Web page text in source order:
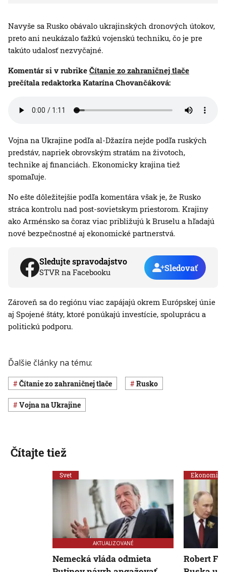
Navyše sa Rusko obávalo ukrajinských dronových útokov,
preto ani neukázalo ťažkú vojenskú techniku, čo je pre
takúto udalosť nezvyčajné.
Komentár si v rubrike Čítanie zo zahraničnej tlače
prečítala redaktorka Katarína Chovančáková:
Vojna na Ukrajine podľa al-Džazíra nejde podľa ruských
predstáv, napriek obrovským stratám na životoch,
technike aj financiách. Ekonomicky krajina tiež
spomaľuje.
No ešte dôležitejšie podľa komentára však je, že Rusko
stráca kontrolu nad post-sovietskym priestorom. Krajiny
ako Arménsko sa čoraz viac približujú k Bruselu a hľadajú
nové bezpečnostné aj ekonomické partnerstvá.
Sledujte spravodajstvo
STVR na Facebooku Sledovať
Zároveň sa do regiónu viac zapájajú okrem Európskej únie
aj Spojené štáty, ktoré ponúkajú investície, spoluprácu a
politickú podporu.
Ďalšie články na tému:
Čítanie zo zahraničnej tlače Rusko
vojna na Ukrajine
Čítajte tiež
Svet
AKTUALIZOVANÉ
Nemecká vláda odmieta
Ekonomika
Robert